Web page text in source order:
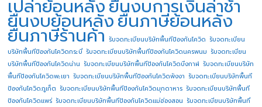
เปล่าย้อนหลังยื่นงบการเงินล่าช้า
ยื่นงบย้อนหลังยื่นภาษีย้อนหลัง
ยื่นภาษีร้านค้า รับจดทะเบียนบริษัทพื้นทีป้องกันโควิด รับจดทะเบียน
บริษัทพื้นทีป้องกันโควิดกระบี่ รับจดทะเบียนบริษัทพื้นทีป้องกันโควิดนครพนม รับจดทะเบียน
บริษัทพื้นทีป้องกันโควิดน่าน รับจดทะเบียนบริษัทพื้นทีป้องกันโควิดบึงกาฬ รับจดทะเบียนบริษัท
พื้นทีป้องกันโควิดพะเยา รับจดทะเบียนบริษัทพื้นทีป้องกันโควิดพังงา รับจดทะเบียนบริษัทพื้นที
ป้องกันโควิดภูเก็ต รับจดทะเบียนบริษัทพื้นทีป้องกันโควิดมุกดาหาร รับจดทะเบียนบริษัทพื้นที
ป้องกันโควิดแพร่ รับจดทะเบียนบริษัทพื้นทีป้องกันโควิดแม่ฮ่องสอน รับจดทะเบียนบริษัทพื้นที่